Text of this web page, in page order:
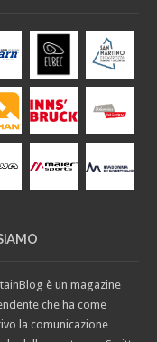
è un magazine
che ha come
la comunicazione